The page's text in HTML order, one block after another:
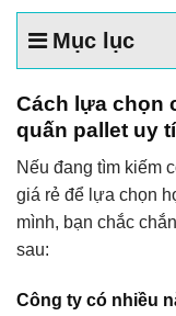
Mục lục
Cách lựa chọn
quấn pallet uy
Nếu đang tìm kiếm
giá rẻ để lựa chọn
mình, bạn chắc
sau:
Công ty có nhiều